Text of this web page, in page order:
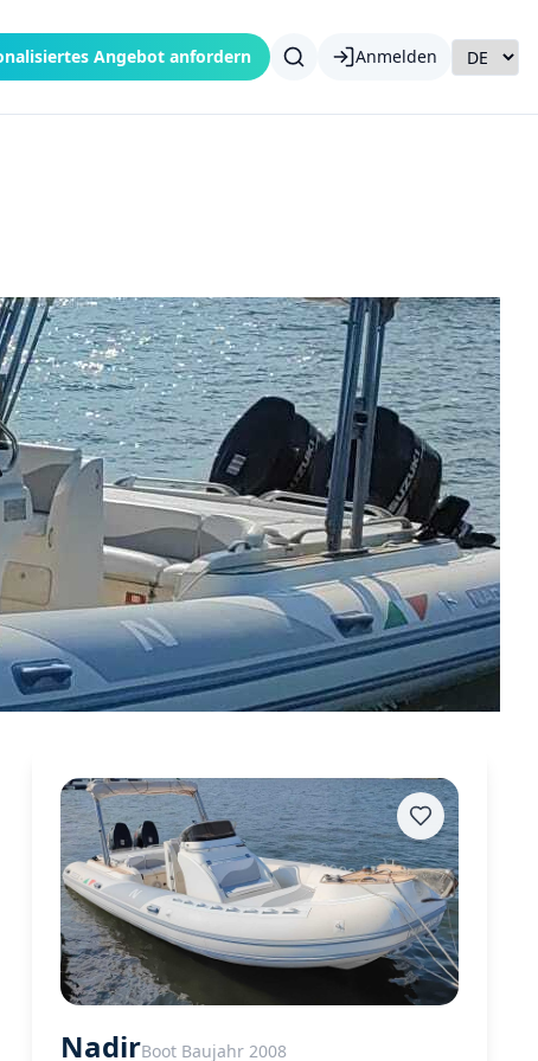
Angebot anfordern Anmelden
NadirBoot Baujahr 2008